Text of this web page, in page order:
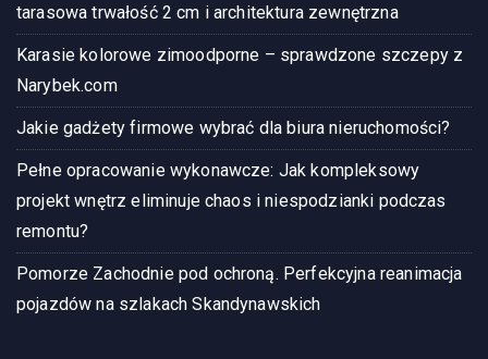
tarasowa trwałość 2 cm i architektura zewnętrzna
Karasie kolorowe zimoodporne – sprawdzone szczepy z
Narybek.com
Jakie gadżety firmowe wybrać dla biura nieruchomości?
Pełne opracowanie wykonawcze: Jak kompleksowy
projekt wnętrz eliminuje chaos i niespodzianki podczas
remontu?
Pomorze Zachodnie pod ochroną. Perfekcyjna reanimacja
pojazdów na szlakach Skandynawskich